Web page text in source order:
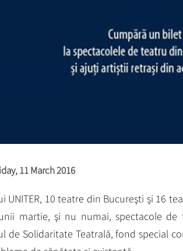
11 March 2016
UNITER, 10 teatre din Bucureşti şi 16
martie, şi nu numai, spectacole de
de Solidaritate Teatrală, fond special